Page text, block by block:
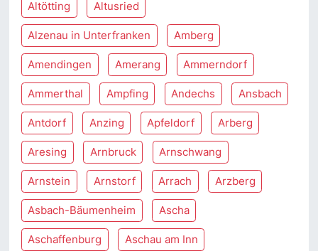
Altötting Altusried
Alzenau in Unterfranken Amberg
Amendingen Amerang Ammerndorf
Ammerthal Ampfing Andechs Ansbach
Antdorf Anzing Apfeldorf Arberg
Aresing Arnbruck Arnschwang
Arnstein Arnstorf Arrach Arzberg
Asbach-Bäumenheim Ascha
Aschaffenburg Aschau am Inn